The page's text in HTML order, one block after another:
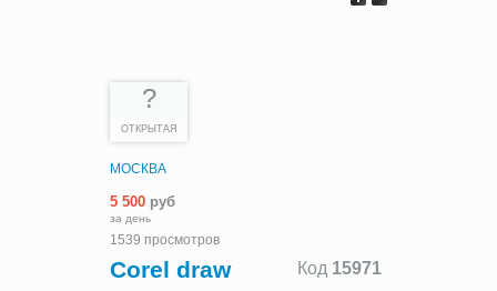
?
ОТКРЫТАЯ
МОСКВА
5 500 руб
за день
1539 просмотров
Код 15971
Corel draw